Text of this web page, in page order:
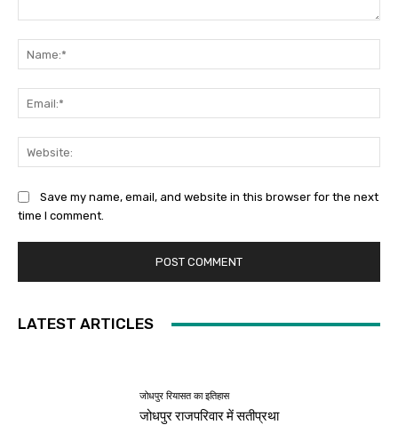
Save my name, email, and website in this browser for the next
time I comment.
LATEST ARTICLES
जोधपुर रियासत का इतिहास
जोधपुर राजपरिवार में सतीप्रथा